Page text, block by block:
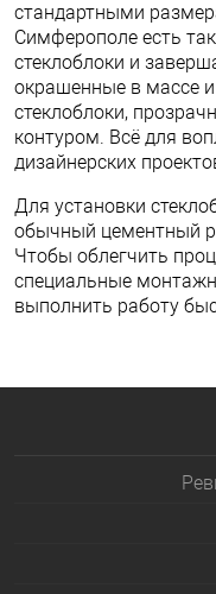
стандартными
Симферополе есть
стеклоблоки и
окрашенные в массе
стеклоблоки,
контуром. Всё для
дизайнерских
Для установки
обычный цементный
Чтобы облегчить
специальные
выполнить работу